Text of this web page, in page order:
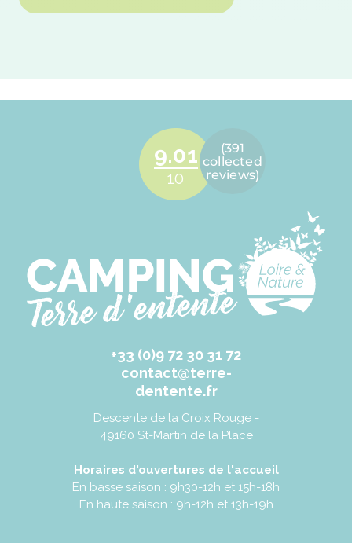
+33 (0)9 72 30 31 72
contact@terre-
dentente.fr
Descente de la Croix Rouge -
49160 St-Martin de la Place
Horaires d'ouvertures de l'accueil
En basse saison : 9h30-12h et 15h-18h
En haute saison : 9h-12h et 13h-19h